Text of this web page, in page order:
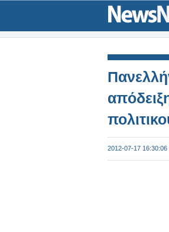
2012-07-17 16:30:06